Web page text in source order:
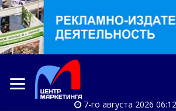
7-го августа 2026